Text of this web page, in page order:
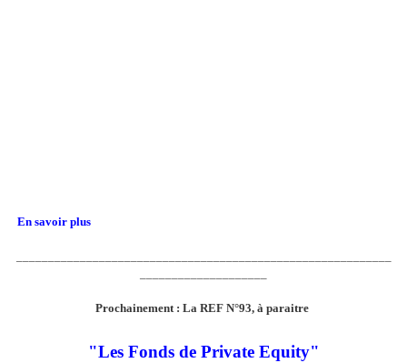
En savoir plus
Prochainement : La REF N°93, à paraitre
"Les Fonds de Private Equity"